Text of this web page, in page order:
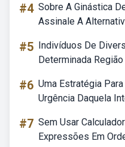
#4 Sobre A Ginástica
Assinale A
#5 Indivíduos De
Determinada
#6 Uma Estratégia
Urgência Daquela
#7 Sem Usar
Expressões Em